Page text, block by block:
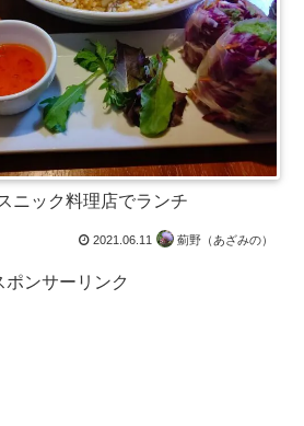
ニック料理店でランチ
2021.06.11 薊野（あざみの）
ポンサーリンク